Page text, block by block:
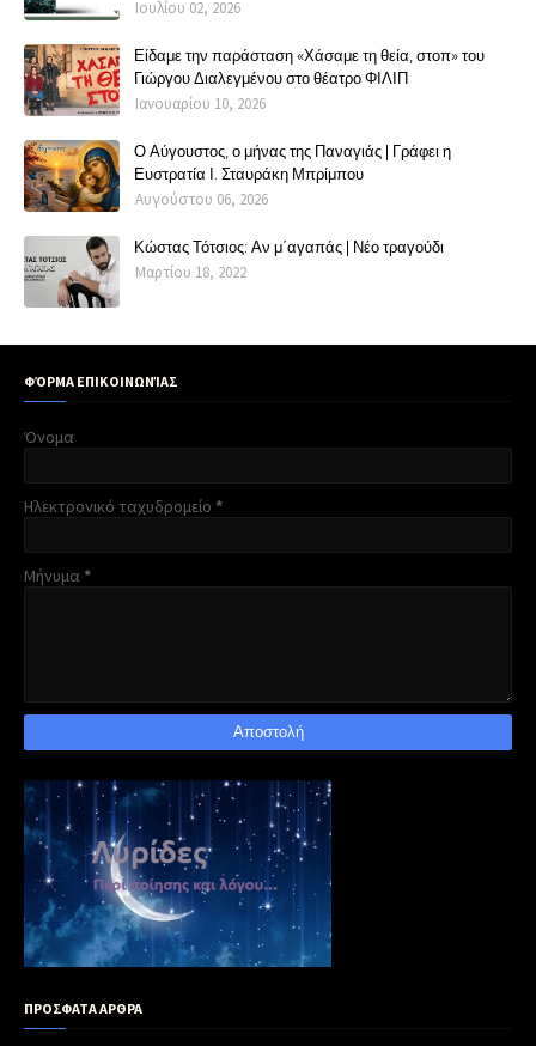
Ιουλίου 02, 2026
Είδαμε την παράσταση «Χάσαμε τη θεία, στοπ» του
Γιώργου Διαλεγμένου στο θέατρο ΦΙΛΙΠ
Ιανουαρίου 10, 2026
Ο Αύγουστος, ο μήνας της Παναγιάς | Γράφει η
Ευστρατία Ι. Σταυράκη Μπρίμπου
Αυγούστου 06, 2026
Κώστας Τότσιος: Αν μ΄αγαπάς | Νέο τραγούδι
Μαρτίου 18, 2022
ΦΌΡΜΑ ΕΠΙΚΟΙΝΩΝΊΑΣ
Όνομα
Ηλεκτρονικό ταχυδρομείο *
Μήνυμα *
ΠΡΟΣΦΑΤΑ ΑΡΘΡΑ